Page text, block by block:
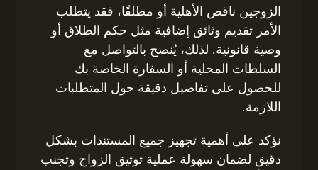
الزوجين ناقص الأهلية أو مطلقًا، فقد يتطلب
الأمر تقديم وثائق إضافية مثل حكم الطلاق أو
وصية قانونية. لذلك، يُنصح بالتواصل مع
السلطات المحلية أو السفارة الخاصة بك
للحصول على تفاصيل دقيقة حول المتطلبات
اللازمة.
نؤكد على أهمية تجهيز جميع المستندات بشكل
دقيق لضمان سهولة عملية توثيق الزواج وتجنب